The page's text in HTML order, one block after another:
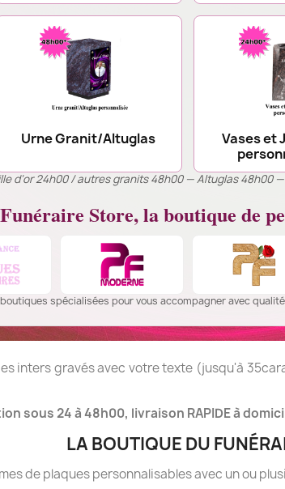
Urne Granit/Altuglas
Vases et
d’or 24h00 / autres granits 48h00 — Altuglas 48h00
Store, la boutique de
spécialisées pour vous accompagner avec
inters gravés avec votre texte (jusqu'à
sous 24 à 48h00, livraison RAPIDE à
LA BOUTIQUE DU
de plaques personnalisables avec un ou